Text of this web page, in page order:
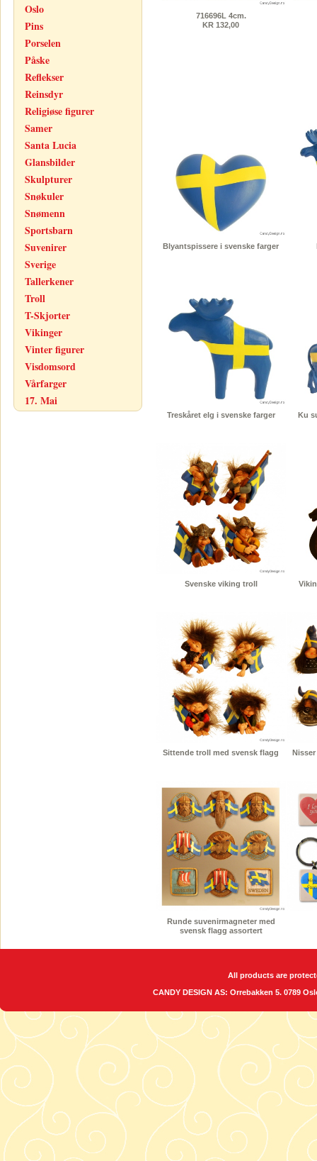
Oslo
Pins
Porselen
Påske
Reflekser
Reinsdyr
Religiøse figurer
Samer
Santa Lucia
Glansbilder
Skulpturer
Snøkuler
Snømenn
Sportsbarn
Suvenirer
Sverige
Tallerkener
Troll
T-Skjorter
Vikinger
Vinter figurer
Visdomsord
Vårfarger
17. Mai
716696L 4cm.
KR 132,00
Blyantspissere i svenske farger
Treskåret elg i svenske farger Ku
Svenske viking troll
Sittende troll med svensk flagg
Runde suvenirmagneter med
svensk flagg assortert
All products are
CANDY DESIGN AS: Orrebakken 5. 0789